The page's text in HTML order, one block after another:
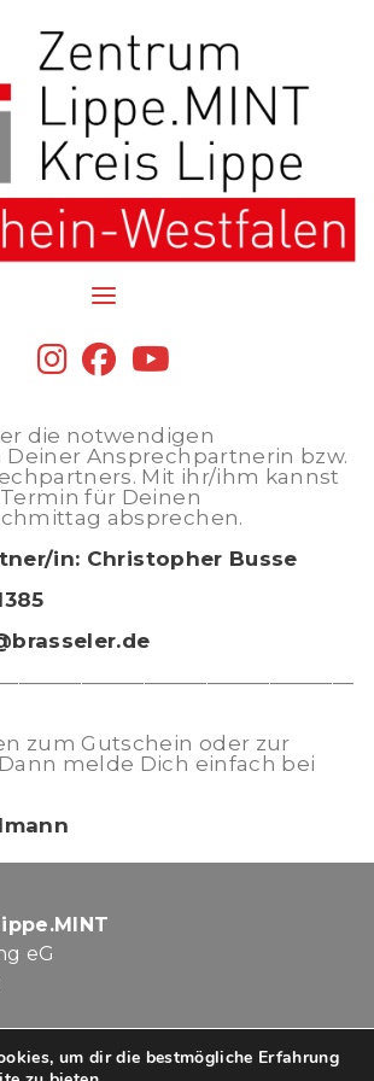
fab
fa-
fab
fa-
Du hast am Lippe.MINT-
Tag einen Gutschein
der
Firma GEBR.BRASSELER
GmbH &Co.KG erhalten.
Möglichkeit die Firma
die notwendigen
Ansprechpartnerin bzw.
Mit ihr/ihm kannst
für Deinen
absprechen.
in: Christopher Busse
zum Gutschein oder zur
melde Dich einfach bei
eG
813
um dir die bestmögliche Erfahrung